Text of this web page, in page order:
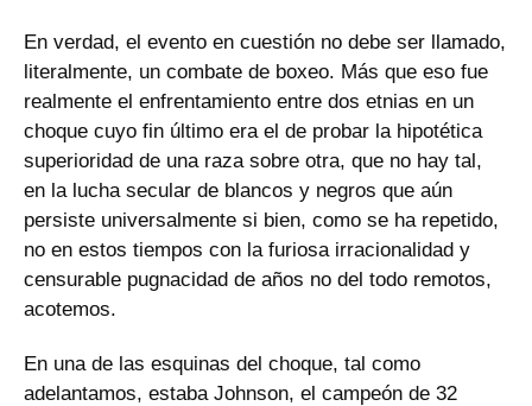
En verdad, el evento en cuestión no debe ser llamado,
literalmente, un combate de boxeo. Más que eso fue
realmente el enfrentamiento entre dos etnias en un
choque cuyo fin último era el de probar la hipotética
superioridad de una raza sobre otra, que no hay tal,
en la lucha secular de blancos y negros que aún
persiste universalmente si bien, como se ha repetido,
no en estos tiempos con la furiosa irracionalidad y
censurable pugnacidad de años no del todo remotos,
acotemos.
En una de las esquinas del choque, tal como
adelantamos, estaba Johnson, el campeón de 32